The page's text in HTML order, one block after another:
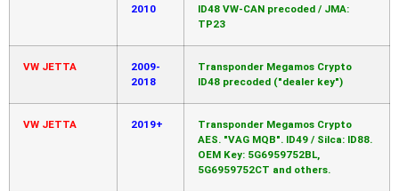
2010
ID48 VW-CAN precoded / JMA:
TP23
VW JETTA
2009-
2018
Transponder Megamos Crypto
ID48 precoded ("dealer key")
VW JETTA 2019+
Transponder Megamos Crypto
AES. "VAG MQB". ID49 / Silca: ID88.
OEM Key: 5G6959752BL,
5G6959752CT and others.